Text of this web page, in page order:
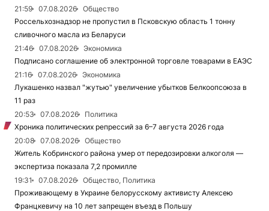
21:59
07.08.2026
Общество
Россельхознадзор не пропустил в Псковскую область 1 тонну
сливочного масла из Беларуси
21:46
07.08.2026
Экономика
Подписано соглашение об электронной торговле товарами в ЕАЭС
21:16
07.08.2026
Экономика
Лукашенко назвал "жутью" увеличение убытков Белкоопсоюза в
11 раз
20:53
07.08.2026
Политика
Хроника политических репрессий за 6–7 августа 2026 года
20:08
07.08.2026
Общество
Житель Кобринского района умер от передозировки алкоголя —
экспертиза показала 7,2 промилле
19:31
07.08.2026
Общество, Политика
Проживающему в Украине белорусскому активисту Алексею
Францкевичу на 10 лет запрещен въезд в Польшу